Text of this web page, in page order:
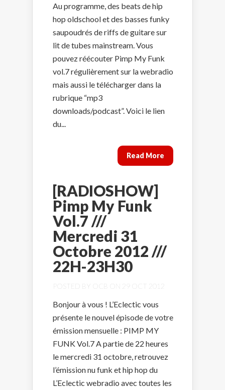
Au programme, des beats de hip
hop oldschool et des basses funky
saupoudrés de riffs de guitare sur
lit de tubes mainstream. Vous
pouvez réécouter Pimp My Funk
vol.7 régulièrement sur la webradio
mais aussi le télécharger dans la
rubrique “mp3
downloads/podcast”. Voici le lien
du...
Read More
[RADIOSHOW]
Pimp My Funk
Vol.7 ///
Mercredi 31
Octobre 2012 ///
22H-23H30
POSTED BY OCB ON 29 OCT 2012
Bonjour à vous ! L’Eclectic vous
présente le nouvel épisode de votre
émission mensuelle : PIMP MY
FUNK Vol.7 A partie de 22 heures
le mercredi 31 octobre, retrouvez
l’émission nu funk et hip hop du
L’Eclectic webradio avec toutes les